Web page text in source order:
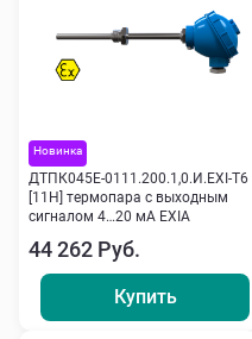
Новинка
ДТПК045Е-0111.200.1,0.И.ЕХI-Т6
[11Н] термопара с выходным
сигналом 4…20 мА EXIA
44 262 Руб.
Купить